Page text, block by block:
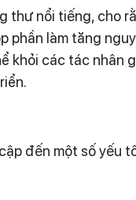
thư nổi tiếng,
phần làm tăng
khỏi các tác nhân
đến một số